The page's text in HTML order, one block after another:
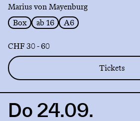
Marius von Mayenburg
Box
ab 16 A6
CHF 30 - 60
Tickets
LinkDo 24.09.